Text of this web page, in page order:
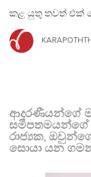
කළ යුතු තවත් එක්
ආදරණීයන්ගේ
රාජ්‍යක,
සොයා යන